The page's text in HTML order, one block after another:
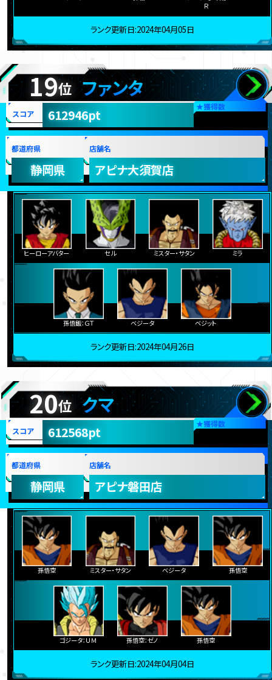
Ｒ
ランク更新日:2024年04月05日
19位 ファンタ
★獲得数
スコア 612946pt
都道府県
静岡県
店舗名
アピナ大須賀店
ヒーローアバター セル ミスター・サタン ミラ
孫悟飯：ＧＴ ベジータ ベジット
ランク更新日:2024年04月26日
20位 クマ
★獲得数
スコア 612568pt
都道府県
静岡県
店舗名
アピナ磐田店
孫悟空 ミスター・サタン ベジータ 孫悟空
ゴジータ：ＵＭ 孫悟空：ゼノ 孫悟空
ランク更新日:2024年04月04日